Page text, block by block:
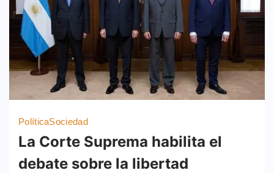
PolíticaSociedad
La Corte Suprema habilita el
debate sobre la libertad